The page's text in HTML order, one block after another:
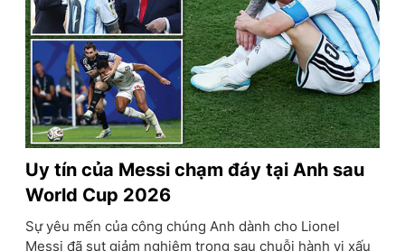
Uy tín của Messi chạm đáy tại Anh sau
World Cup 2026
Sự yêu mến của công chúng Anh dành cho Lionel
Messi đã sụt giảm nghiêm trọng sau chuỗi hành vi xấu